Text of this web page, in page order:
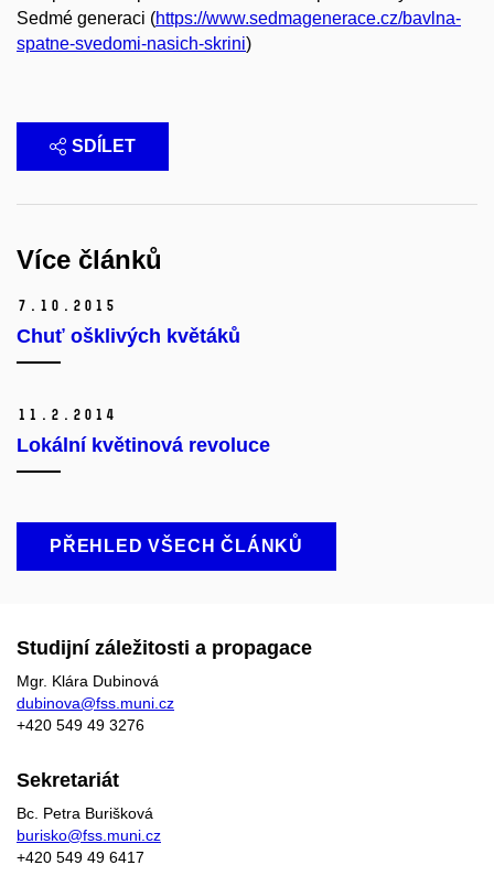
Sedmé generaci (https://www.sedmagenerace.cz/bavlna-
spatne-svedomi-nasich-skrini)
SDÍLET
Více článků
7. 10. 2015
Chuť ošklivých květáků
11. 2. 2014
Lokální květinová revoluce
PŘEHLED VŠECH ČLÁNKŮ
Studijní záležitosti a propagace
Mgr. Klára Dubinová
dubinova@fss.muni.cz
+420 549 49 3276
Sekretariát
Bc. Petra Burišková
burisko@fss.muni.cz
+420 549 49 6417